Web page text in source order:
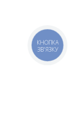
КНОПКА
ЗВ'ЯЗКУ